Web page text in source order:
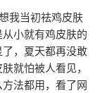
我当初祛鸡皮肤
小就有鸡皮肤的
，夏天都再没敢
就怕被人看见，
法都用，看了网